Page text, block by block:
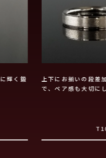
輝く鍛
上下にお揃いの段差
で、ペア感も大切に